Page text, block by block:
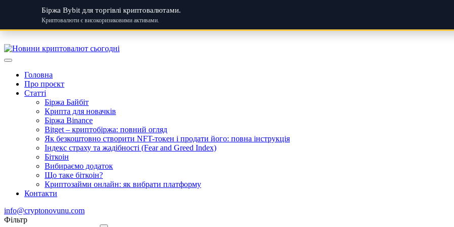
Біржа Bybit для торгівлі криптовалютами.
Криптовалюти є високоризиковими активами.
to
content
Головна
Про проєкт
Статті
Біржа Байбіт
Крипта для новачків
Біржа Binance
Bitget – криптобіржа: повний огляд
Як безкоштовно створити NFT-токен і продати його: повна інструкція
Індекс страху та жадібності (Fear and Greed Index)
Біткоін
Вибираємо додаток
Що таке біткоін?
Криптозайми онлайн: як вибрати платформу
Контакти
info@cryptonovunu.com
Фiльтр